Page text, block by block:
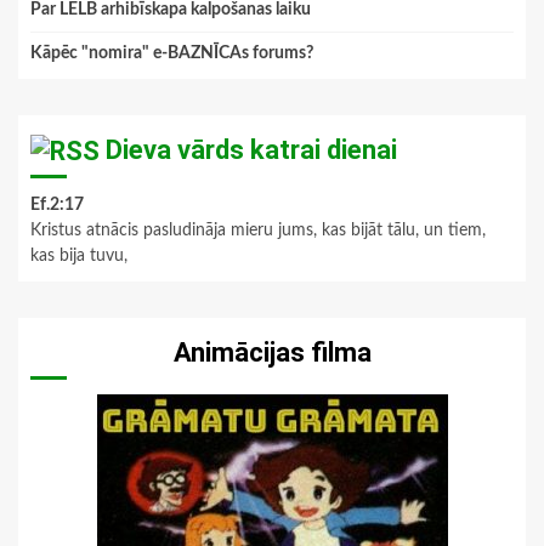
Par LELB arhibīskapa kalpošanas laiku
Kāpēc "nomira" e-BAZNĪCAs forums?
Dieva vārds katrai dienai
Ef.2:17
Kristus atnācis pasludināja mieru jums, kas bijāt tālu, un tiem,
kas bija tuvu,
Animācijas filma